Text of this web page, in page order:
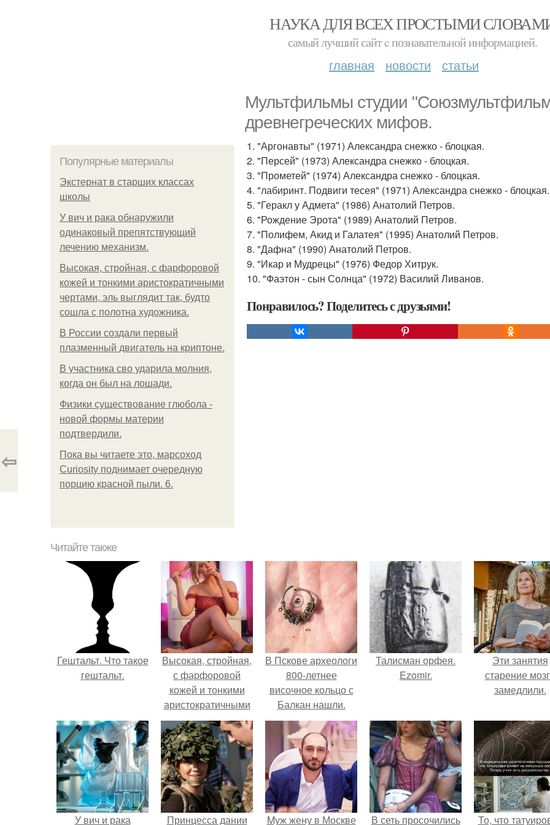
НАУКА ДЛЯ ВСЕХ ПРОСТЫМИ
самый лучший сайт c познавательной информацией.
главная новости статьи
Мультфильмы студии
древнегреческих мифов.
Популярные материалы
Экстернат в старших классах
школы
У вич и рака обнаружили
одинаковый препятствующий
лечению механизм.
Высокая, стройная, с фарфоровой
кожей и тонкими аристократичными
чертами, эль выглядит так, будто
сошла с полотна художника.
В России создали первый
плазменный двигатель на криптоне.
В участника сво ударила молния,
когда он был на лошади.
Физики существование глюбола -
новой формы материи
подтвердили.
Пока вы читаете это, марсоход
Curiosity поднимает очередную
порцию красной пыли. 6.
1. "Аргонавты" (1971) Александра снежко - блоцкая.
2. "Персей" (1973) Александра снежко - блоцкая.
3. "Прометей" (1974) Александра снежко - блоцкая.
4. "лабиринт. Подвиги тесея" (1971) Александра снежко - блоцкая.
5. "Геракл у Адмета" (1986) Анатолий Петров.
6. "Рождение Эрота" (1989) Анатолий Петров.
7. "Полифем, Акид и Галатея" (1995) Анатолий Петров.
8. "Дафна" (1990) Анатолий Петров.
9. "Икар и Мудрецы" (1976) Федор Хитрук.
10. "Фаэтон - сын Солнца" (1972) Василий Ливанов.
Понравилось? Поделитесь с друзьями!
⇦
Читайте также
Гештальт. Что такое
гештальт.
Высокая, стройная,
с фарфоровой
кожей и тонкими
аристократичными
чертами, эль
выглядит так, будто
сошла с полотна
художника.
В Пскове археологи
800-летнее
височное кольцо с
Балкан нашли.
Талисман орфея.
Ezomir.
Эти занятия
старение
замедлили.
У вич и рака Принцесса дании Mуж жену в Москве В сеть просочились То, что